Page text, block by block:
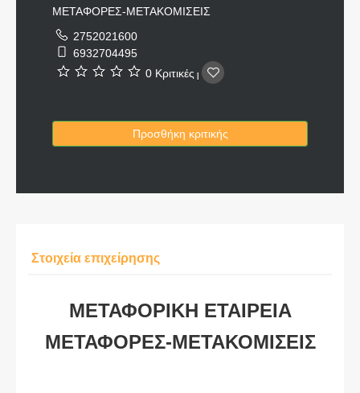
ΜΕΤΑΦΟΡΕΣ-ΜΕΤΑΚΟΜΙΣΕΙΣ
2752021600
6932704495
0 Κριτικές |
Προσθήκη κριτικής
Στοιχεία επιχείρησης
ΜΕΤΑΦΟΡΙΚΗ ΕΤΑΙΡΕΙΑ
ΜΕΤΑΦΟΡΕΣ-ΜΕΤΑΚΟΜΙΣΕΙΣ